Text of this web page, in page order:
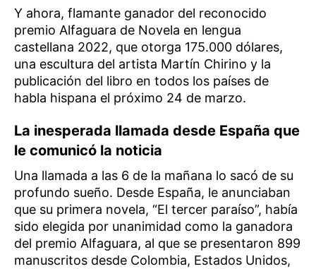
Y ahora, flamante ganador del reconocido
premio Alfaguara de Novela en lengua
castellana 2022, que otorga 175.000 dólares,
una escultura del artista Martín Chirino y la
publicación del libro en todos los países de
habla hispana el próximo 24 de marzo.
La inesperada llamada desde España que
le comunicó la noticia
Una llamada a las 6 de la mañana lo sacó de su
profundo sueño. Desde España, le anunciaban
que su primera novela, “El tercer paraíso”, había
sido elegida por unanimidad como la ganadora
del premio Alfaguara, al que se presentaron 899
manuscritos desde Colombia, Estados Unidos,